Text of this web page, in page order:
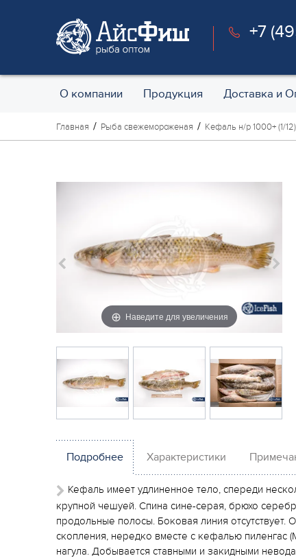
+7
О компании Продукция Доставка и
Главная Рыба свежемороженая Кефаль н/р 1000+ (1/12)
Наведите для увеличения
Подробнее Характеристики
Кефаль имеет удлиненное тело, спереди
крупной чешуей. Спина сине-серая, брюхо
продольные полосы. Боковая линия отсутствует.
скопления, нередко вместе с кефалью пиленгас
нагула. Добывается ставными и закидными